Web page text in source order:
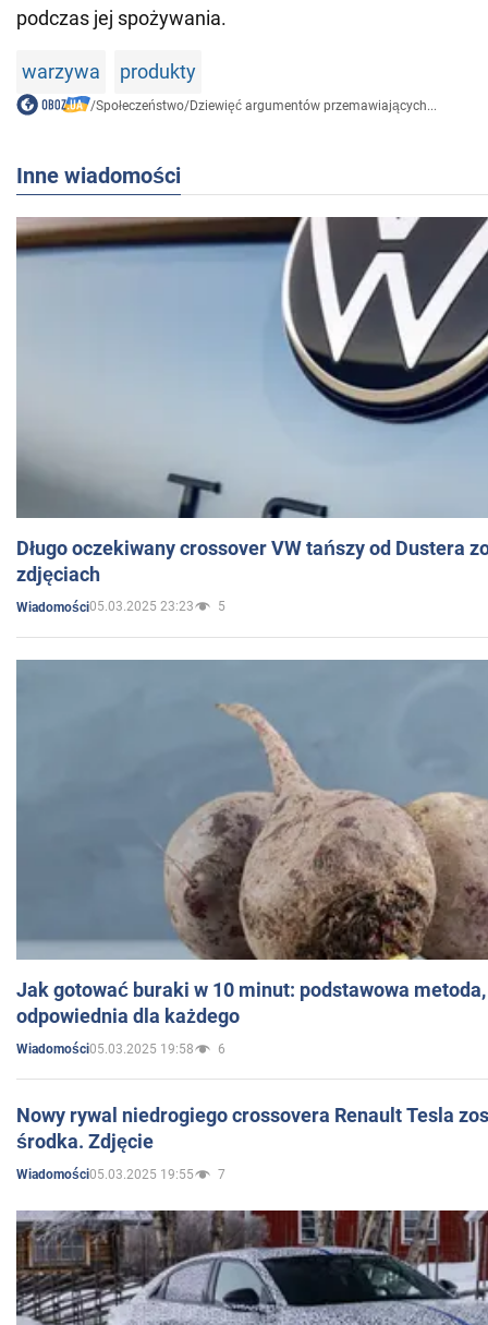
podczas jej spożywania.
warzywa produkty
/Społeczeństwo/Dziewięć argumentów przemawiających...
Inne wiadomości
Długo oczekiwany crossover VW tańszy od Dustera
zdjęciach
Wiadomości05.03.2025 23:23 5
Jak gotować buraki w 10 minut: podstawowa
odpowiednia dla każdego
Wiadomości05.03.2025 19:58 6
Nowy rywal niedrogiego crossovera Renault Tesla
środka. Zdjęcie
Wiadomości05.03.2025 19:55 7